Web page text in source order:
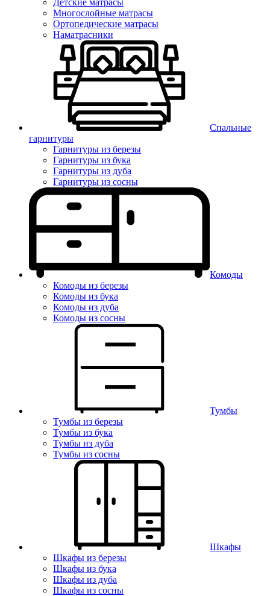
Детские матрасы
Многослойные матрасы
Ортопедические матрасы
Наматрасники
Спальные
гарнитуры
Гарнитуры из березы
Гарнитуры из бука
Гарнитуры из дуба
Гарнитуры из сосны
Комоды
Комоды из березы
Комоды из бука
Комоды из дуба
Комоды из сосны
Тумбы
Тумбы из березы
Тумбы из бука
Тумбы из дуба
Тумбы из сосны
Шкафы
Шкафы из березы
Шкафы из бука
Шкафы из дуба
Шкафы из сосны